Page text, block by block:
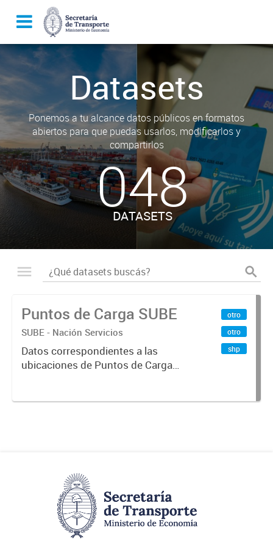
Datasets
Ponemos a tu alcance datos públicos en formatos
abiertos para que puedas usarlos, modificarlos y
compartirlos
048
DATASETS
Puntos de Carga SUBE
SUBE - Nación Servicios
Datos correspondientes a las
ubicaciones de Puntos de Carga
otro
otro
shp